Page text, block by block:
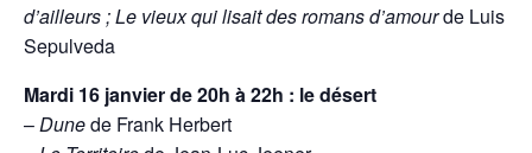
d’ailleurs ; Le vieux qui lisait des romans d’amourde Luis
Sepulveda
Mardi 16 janvierde 20h à 22h : le désert
–Dunede Frank Herbert